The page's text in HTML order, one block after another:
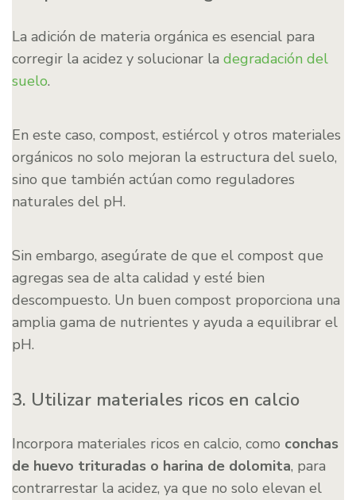
La adición de materia orgánica es esencial para
corregir la acidez y solucionar la degradación del
suelo.
En este caso, compost, estiércol y otros materiales
orgánicos no solo mejoran la estructura del suelo,
sino que también actúan como reguladores
naturales del pH.
Sin embargo, asegúrate de que el compost que
agregas sea de alta calidad y esté bien
descompuesto. Un buen compost proporciona una
amplia gama de nutrientes y ayuda a equilibrar el
pH.
3. Utilizar materiales ricos en calcio
Incorpora materiales ricos en calcio, como conchas
de huevo trituradas o harina de dolomita, para
contrarrestar la acidez, ya que no solo elevan el